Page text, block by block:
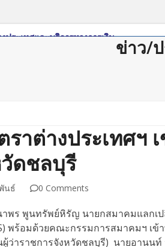
ข่าว/
าต่างประเทศฯ
ดชลบุรี
นธ์ 0 Comments
าพร พูนทรัพย์หิรัญ นายกสมาคมแลกเป
พร้อมด้วยคณะกรรมการสมาคมฯ เข้
ผู้ว่าราชการจังหวัดชลบุรี) นายอานน